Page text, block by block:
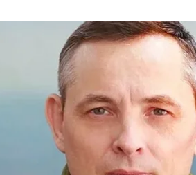
Wikimedia / Юрій Ігнат
не фіксували однозначних
Командування
що ще до початку
удару.
— не ігнорувати повітряних
доступні нам, доступні Україні,